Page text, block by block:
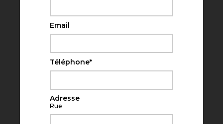
Email
Téléphone*
Adresse
Rue